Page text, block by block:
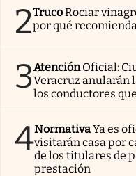
2TrucoRociar
por qué
3AtenciónOficial:
Veracruz anularán
los conductores
4NormativaYa es
visitarán casa por
de los titulares de
prestación